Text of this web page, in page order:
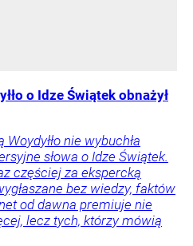
o Idze Świątek obnażył
nie wybuchła
słowa o Idze Świątek.
częściej za ekspercką
bez wiedzy, faktów
od dawna premiuje nie
lecz tych, którzy mówią